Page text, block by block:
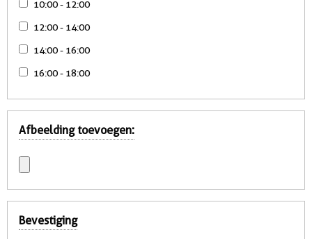
10:00 - 12:00
12:00 - 14:00
14:00 - 16:00
16:00 - 18:00
Afbeelding toevoegen:
Bevestiging